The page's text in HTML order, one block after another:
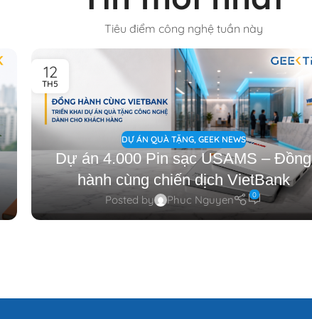
Tiêu điểm công nghệ tuần này
12
TH5
DỰ ÁN QUÀ TẶNG, GEEK NEWS
Dự án 4.000 Pin sạc USAMS – Đồng
hành cùng chiến dịch VietBank
Posted by Phuc Nguyen 0